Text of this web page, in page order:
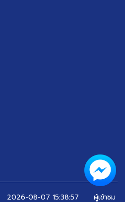
2026-08-07 15:38:57 ผู้เข้าชม